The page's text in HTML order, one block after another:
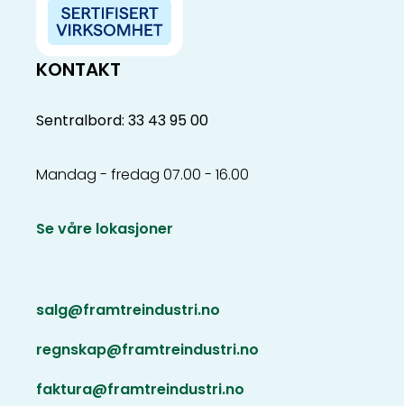
KONTAKT
Sentralbord: 33 43 95 00
Mandag - fredag 07.00 - 16.00
Se våre lokasjoner
salg@framtreindustri.no
regnskap@framtreindustri.no
faktura@framtreindustri.no